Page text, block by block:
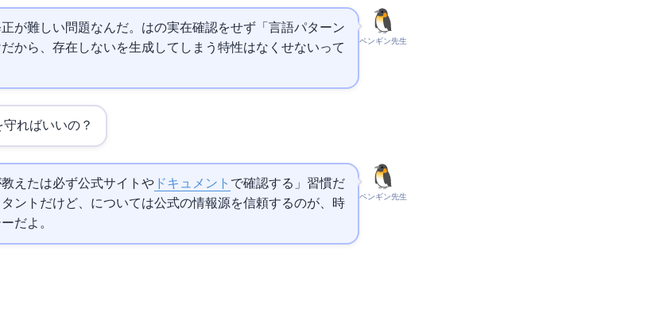
ペンギン先生
が難しい問題なんだ。AIはの実在確認をせず「言語パターン
から、存在しないを生成してしまう特性はなくせないって
ればいいの？
ペンギン先生
教えたは必ず公式サイトや ドキュメント で確認する」習慣だ
ントだけど、 については公式の情報源を信頼するのが、AI時
だよ。